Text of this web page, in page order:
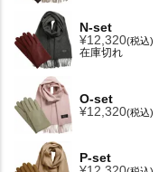
N-set
¥12,320 税込
在庫切れ
O-set
¥12,320 税込
P-set